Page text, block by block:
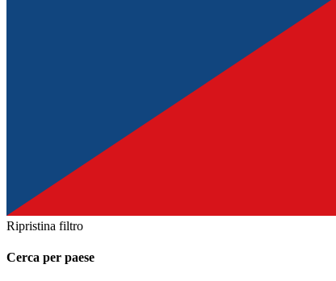
Ripristina filtro
Cerca per paese